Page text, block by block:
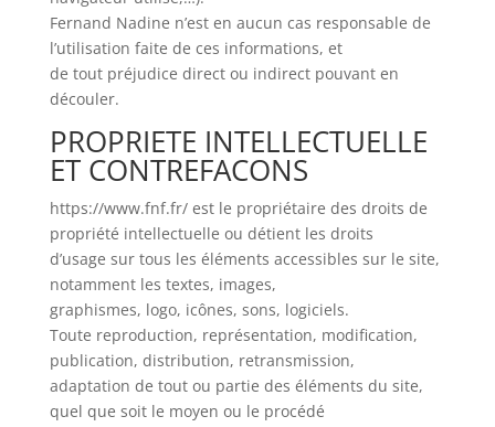
Fernand Nadine n’est en aucun cas responsable de
l’utilisation faite de ces informations, et
de tout préjudice direct ou indirect pouvant en
découler.
PROPRIETE INTELLECTUELLE
ET CONTREFACONS
https://www.fnf.fr/ est le propriétaire des droits de
propriété intellectuelle ou détient les droits
d’usage sur tous les éléments accessibles sur le site,
notamment les textes, images,
graphismes, logo, icônes, sons, logiciels.
Toute reproduction, représentation, modification,
publication, distribution, retransmission,
adaptation de tout ou partie des éléments du site,
quel que soit le moyen ou le procédé